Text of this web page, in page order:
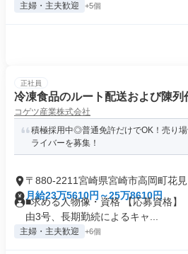
主婦・主夫歓迎 +5個
正社員
冷凍食品のルート配送および陳列
コゲツ産業株式会社
積極採用中◎普通免許だけでOK！売り
ライバーを募集！
〒880-2211宮崎県宮崎市高岡町花見
月給23万5610円～25万8610円
■求める人物像・資格 【応募資格】
由3号、長期勤続によるキャ...
主婦・主夫歓迎 +6個